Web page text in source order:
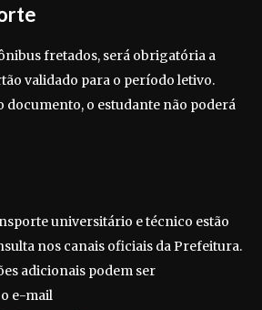
fretados, será obrigatória a
validado para o período letivo.
documento, o estudante não poderá
universitário e técnico estão
nos canais oficiais da Prefeitura.
adicionais podem ser
e-mail